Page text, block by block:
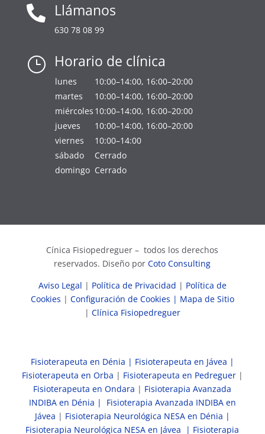
 Llámanos
630 78 08 99
} Horario de clínica
lunes
10:00–14:00, 16:00–20:00
martes
10:00–14:00, 16:00–20:00
miércoles 10:00–14:00, 16:00–20:00
jueves
10:00–14:00, 16:00–20:00
viernes
10:00–14:00
sábado
Cerrado
domingo Cerrado
Cínica Fisiopedreguer – todos los derechos
reservados. Diseño porCoto Consulting
Aviso Legal | Política de Privacidad | Política de
Cookies | Configuración de Cookies | Mapa de Sitio
| Clínica Fisiopedreguer
Fisioterapeuta en Dénia | Fisioterapeuta en Jávea |
Fisioterapeuta en Orba | Fisioterapeuta en Pedreguer|
Fisioterapeuta en Ondara | Fisioterapia Avanzada
INDIBA en Dénia | Fisioterapia Avanzada INDIBA en
Jávea | Fisioterapia Neurológica NESA en Dénia |
Fisioterapia Neurológica NESA en Jávea | Fisioterapia